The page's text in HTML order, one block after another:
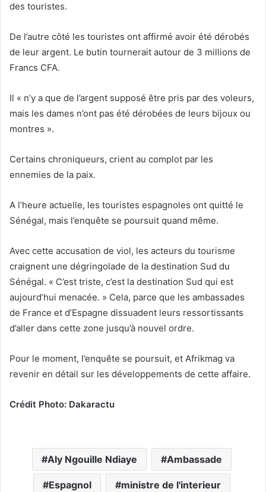
des touristes.
De l’autre côté les touristes ont affirmé avoir été dérobés
de leur argent. Le butin tournerait autour de 3 millions de
Francs CFA.
Il « n’y a que de l’argent supposé être pris par des voleurs,
mais les dames n’ont pas été dérobées de leurs bijoux ou
montres ».
Certains chroniqueurs, crient au complot par les
ennemies de la paix.
A l’heure actuelle, les touristes espagnoles ont quitté le
Sénégal, mais l’enquête se poursuit quand même.
Avec cette accusation de viol, les acteurs du tourisme
craignent une dégringolade de la destination Sud du
Sénégal. « C’est triste, c’est la destination Sud qui est
aujourd’hui menacée. » Cela, parce que les ambassades
de France et d’Espagne dissuadent leurs ressortissants
d’aller dans cette zone jusqu’à nouvel ordre.
Pour le moment, l’enquête se poursuit, et Afrikmag va
revenir en détail sur les développements de cette affaire.
Crédit Photo: Dakaractu
Aly Ngouille Ndiaye Ambassade
Espagnol ministre de l'interieur